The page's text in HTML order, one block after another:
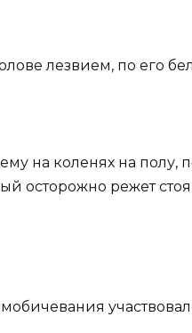
лезвием, по его
на коленях на полу,
осторожно режет